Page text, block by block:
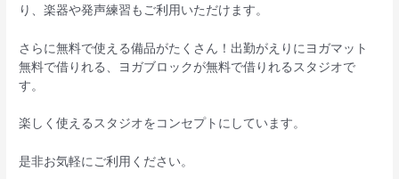
り、楽器や発声練習もご利用いただけます。
さらに無料で使える備品がたくさん！出勤がえりにヨガマット
無料で借りれる、ヨガブロックが無料で借りれるスタジオで
す。
楽しく使えるスタジオをコンセプトにしています。
是非お気軽にご利用ください。